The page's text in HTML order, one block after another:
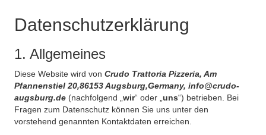
Datenschutzerklärung
1. Allgemeines
Diese Website wird von Crudo Trattoria Pizzeria, Am
Pfannenstiel 20,86153 Augsburg,Germany, info@crudo-
augsburg.de (nachfolgend „ wir“ oder „ uns“) betrieben. Bei
Fragen zum Datenschutz können Sie uns unter den
vorstehend genannten Kontaktdaten erreichen.